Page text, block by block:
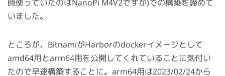
時使っていたのはNanoPi M4V2ですが)での構築を諦めて
いました。
ところが、BitnamiがHarborのdockerイメージとして
amd64用とarm64用を公開してくれていることに気付い
たので早速構築することに。arm64用は2023/02/24から